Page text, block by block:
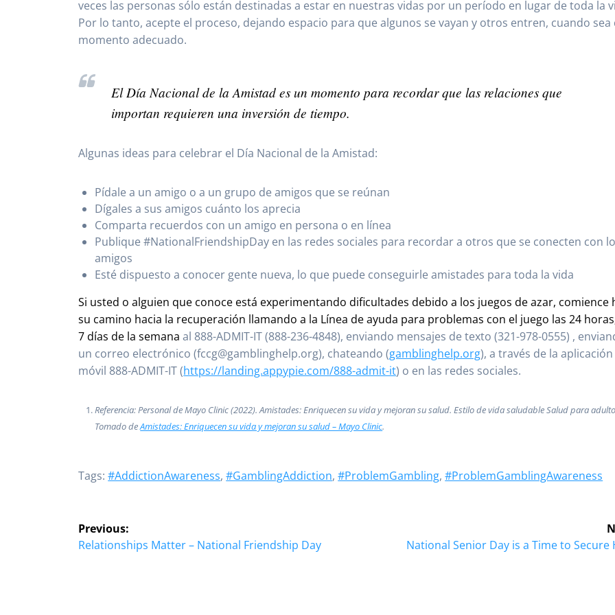
veces las personas sólo están destinadas a estar en nuestras vidas por un período en lugar de toda la
Por lo tanto, acepte el proceso, dejando espacio para que algunos se vayan y otros entren, cuando sea
momento adecuado.
El Día Nacional de la Amistad es un momento para recordar que las relaciones que
importan requieren una inversión de tiempo.
Algunas ideas para celebrar el Día Nacional de la Amistad:
Pídale a un amigo o a un grupo de amigos que se reúnan
Dígales a sus amigos cuánto los aprecia
Comparta recuerdos con un amigo en persona o en línea
Publique #NationalFriendshipDay en las redes sociales para recordar a otros que se conecten con
amigos
Esté dispuesto a conocer gente nueva, lo que puede conseguirle amistades para toda la vida
Si usted o alguien que conoce está experimentando dificultades debido a los juegos de azar, comience
su camino hacia la recuperación llamando a la Línea de ayuda para problemas con el juego las 24
7 días de la semana al 888-ADMIT-IT (888-236-4848), enviando mensajes de texto (321-978-0555) ,
un correo electrónico (fccg@gamblinghelp.org), chateando (gamblinghelp.org), a través de la aplicación
móvil 888-ADMIT-IT (https://landing.appypie.com/888-admit-it) o ​​en las redes sociales.
Referencia: Personal de Mayo Clinic (2022). Amistades: Enriquecen su vida y mejoran su salud. Estilo de vida saludable Salud para
Tomado deAmistades: Enriquecen su vida y mejoran su salud – Mayo Clinic.
Tags:#AddictionAwareness,#GamblingAddiction,#ProblemGambling,#ProblemGamblingAwareness
Post
navigation
Previous:
Previous
Relationships Matter – National Friendship Day
Next
National Senior Day is a Time to Secure